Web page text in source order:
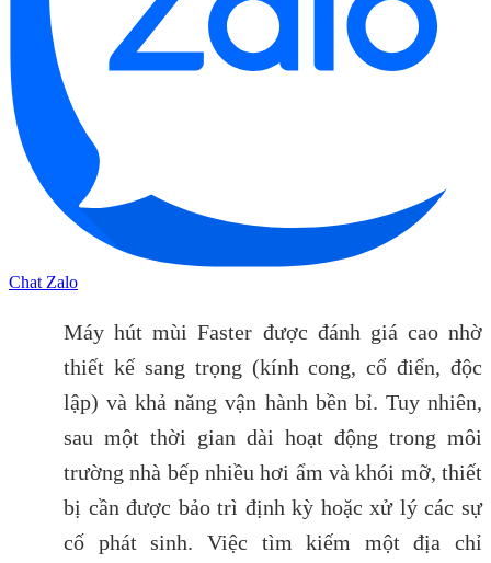
Chat Zalo
Máy hút mùi Faster được đánh giá cao nhờ
thiết kế sang trọng (kính cong, cổ điển, độc
lập) và khả năng vận hành bền bỉ. Tuy nhiên,
sau một thời gian dài hoạt động trong môi
trường nhà bếp nhiều hơi ẩm và khói mỡ, thiết
bị cần được bảo trì định kỳ hoặc xử lý các sự
cố phát sinh. Việc tìm kiếm một địa chỉ